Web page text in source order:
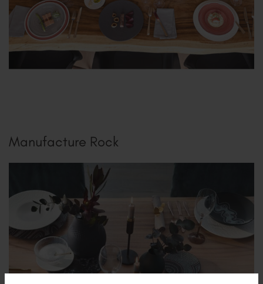
Manufacture Rock